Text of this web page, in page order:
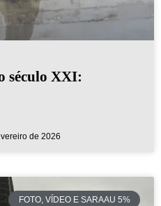
século XXI:
de 2026
FOTO, VÍDEO E SARAAU 5%